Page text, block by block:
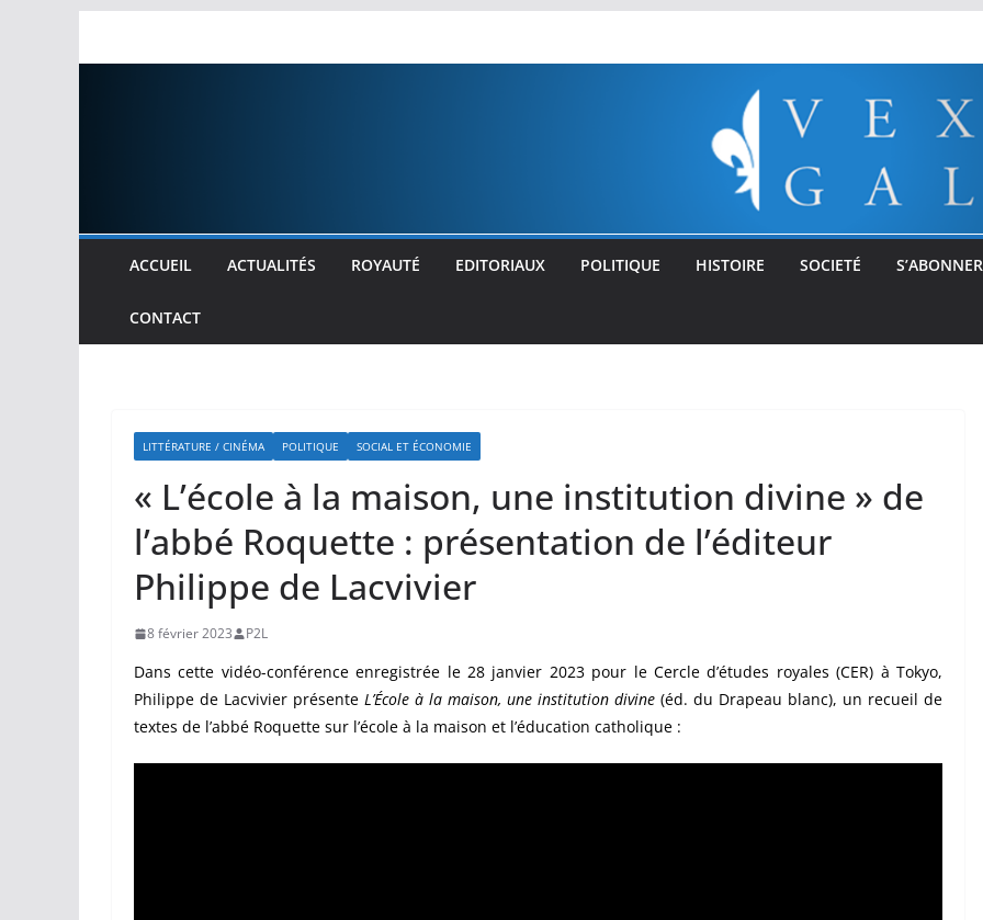
ACCUEIL ACTUALITÉS ROYAUTÉ EDITORIAUX POLITIQUE HISTOIRE SOCIETÉ
CONTACT
LITTÉRATURE / CINÉMA POLITIQUE SOCIAL ET ÉCONOMIE
« L’école à la maison, une institution divine » de
l’abbé Roquette : présentation de l’éditeur
Philippe de Lacvivier
8 février 2023 P2L
Dans cette vidéo-conférence enregistrée le 28 janvier 2023 pour le Cercle d’études royales (CER) à Tokyo,
Philippe de Lacvivier présente L’École à la maison, une institution divine (éd. du Drapeau blanc), un recueil de
textes de l’abbé Roquette sur l’école à la maison et l’éducation catholique :